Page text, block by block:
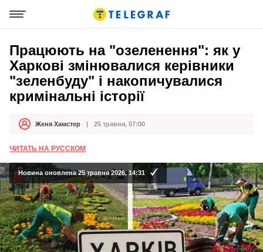
Працюють на "озеленення": як у
Харкові змінювалися керівники
"зеленбуду" і накопичувалися
кримінальні історії
АвторЖеня Хамстер
Дата публікації 25 травня, 07:00
ЧИТАТЬ НА РУССКОМ
Новина оновлена 25 травня 2026, 14:31